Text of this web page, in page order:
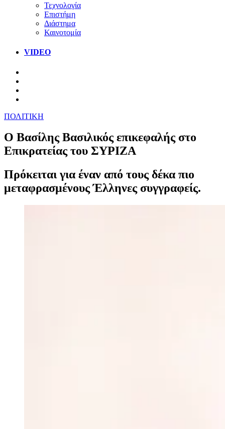
Τεχνολογία
Επιστήμη
Διάστημα
Καινοτομία
VIDEO
ΠΟΛΙΤΙΚΗ
Ο Βασίλης Βασιλικός επικεφαλής στο
Επικρατείας του ΣΥΡΙΖΑ
Πρόκειται για έναν από τους δέκα πιο
μεταφρασμένους Έλληνες συγγραφείς.